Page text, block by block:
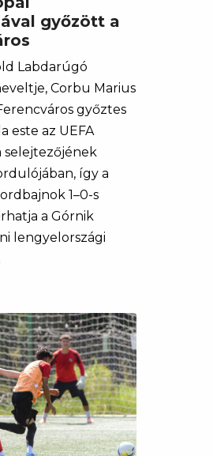
győzött a
Labdarúgó
Corbu Marius
győztes
este az UEFA
selejtezőjének
így a
1–0-s
a Górnik
lengyelországi